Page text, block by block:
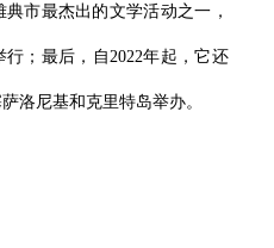
市最杰出的文学活动之一，
行；最后，自2022年起，它还
洛尼基和克里特岛举办。